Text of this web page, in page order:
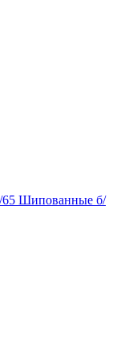
65 Шипованные б/